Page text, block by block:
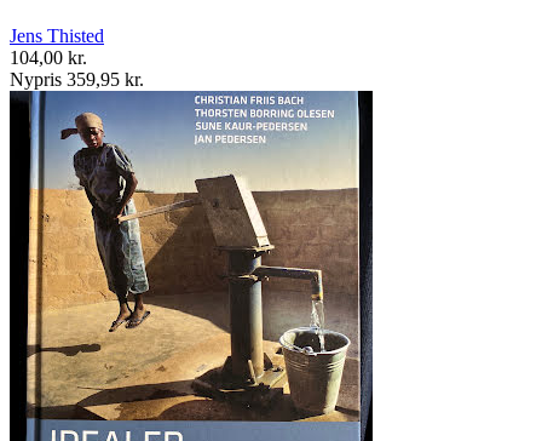
Jens Thisted
104,00 kr.
Nypris 359,95 kr.